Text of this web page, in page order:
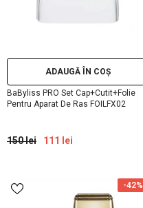
ADAUGĂ ÎN COȘ
BaByliss PRO Set Cap+Cutit+Folie
Pentru Aparat De Ras FOILFX02
150 lei 111 lei
-42%